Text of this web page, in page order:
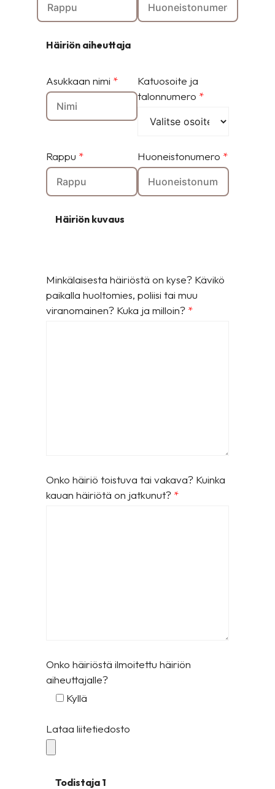
Häiriön aiheuttaja
Asukkaan nimi *
Katuosoite ja
talonnumero *
Rappu * Huoneistonumero *
Häiriön kuvaus
Minkälaisesta häiriöstä on kyse? Kävikö
paikalla huoltomies, poliisi tai muu
viranomainen? Kuka ja milloin? *
Onko häiriö toistuva tai vakava? Kuinka
kauan häiriötä on jatkunut? *
Onko häiriöstä ilmoitettu häiriön
aiheuttajalle?
Kyllä
Lataa liitetiedosto
Todistaja 1